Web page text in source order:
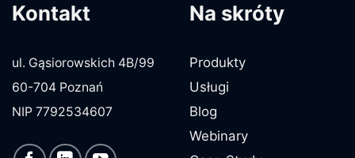
Kontakt
ul. Gąsiorowskich 4B/99
60-704 Poznań
NIP 7792534607
Na skróty
Produkty
Usługi
Blog
Webinary